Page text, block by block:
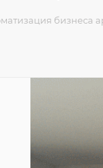
бизнеса